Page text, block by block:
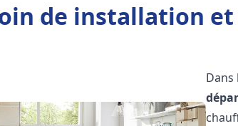
de installation et
Dans